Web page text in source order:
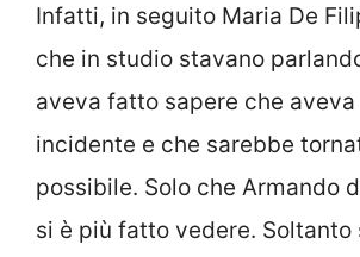
Infatti, in seguito Maria De
che in studio stavano
aveva fatto sapere che
incidente e che sarebbe
possibile. Solo che Armando
si è più fatto vedere. Soltanto